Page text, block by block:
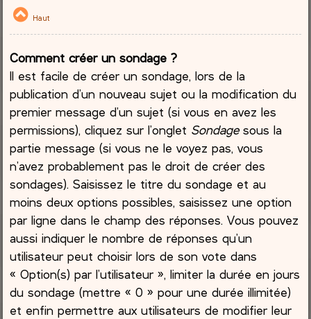
Haut
Comment créer un sondage ?
Il est facile de créer un sondage, lors de la
publication d’un nouveau sujet ou la modification du
premier message d’un sujet (si vous en avez les
permissions), cliquez sur l’onglet Sondagesous la
partie message (si vous ne le voyez pas, vous
n’avez probablement pas le droit de créer des
sondages). Saisissez le titre du sondage et au
moins deux options possibles, saisissez une option
par ligne dans le champ des réponses. Vous pouvez
aussi indiquer le nombre de réponses qu’un
utilisateur peut choisir lors de son vote dans
« Option(s) par l’utilisateur », limiter la durée en jours
du sondage (mettre « 0 » pour une durée illimitée)
et enfin permettre aux utilisateurs de modifier leur